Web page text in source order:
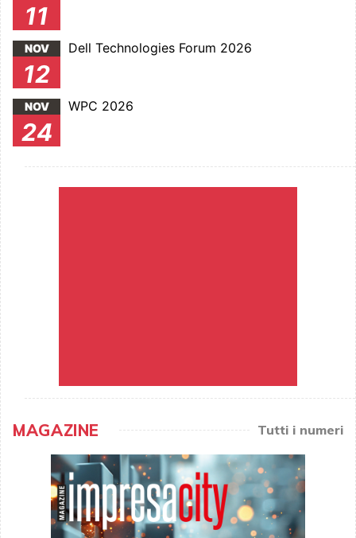
11
NOV
12
Dell Technologies Forum 2026
NOV
24
WPC 2026
MAGAZINE Tutti i numeri